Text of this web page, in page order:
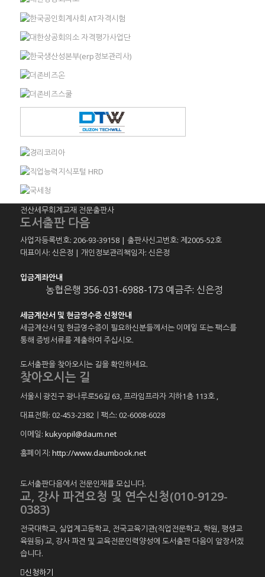
전산세무회계교재 전문출판사
도서출판 다음
사업자등록번호: 206-93-39158 | 출판사신고번호: 제2005-52호
대표이사: 신은정 | 개인정보관리책임자: 신은정
입금계좌안내
농협은행 356-031-6988-173 예금주: 신은정
세금계산서 및 현금영수증 신청안내
세금계산서 및 현금영수증이 필요하신분들께서는 이메일 또는 팩스를
통해 증빙서류를 제출하여 주십시오.
도서출판을 찾아오시는 길을 확인하세요.
찾아오시는 길
서울시 광진구 광나루로56길 63, 프라임프라자 지하1층 113호 ,
대표전화: 02-453-2382ㅣ팩스: 02-6008-6028
이메일: kukyopil@daum.net
홈페이지: http://www.daumbook.net
도서출판다음에서 전문인재를 모십니다.
교, 강사 파견요청 및 연수신청(010-9129-
0383)
전국대학교, 실업계고등학교, 전국교육기관(직업전문학교, 학원, 평생교
육원등) 교, 강사 파견 및 교육전문인력양성에 도서출판 다음이 앞장서겠
습니다.
신청하기